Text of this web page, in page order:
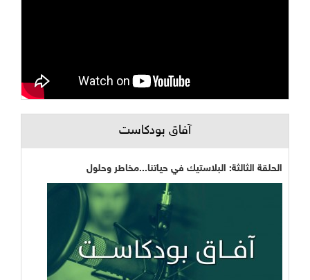
آفاق بودكاست
الحلقة الثالثة: البلاستيك في حياتنا...مخاطر وحلول